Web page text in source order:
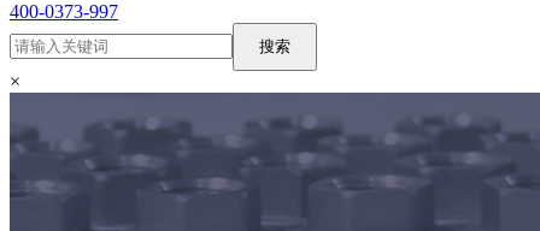
400-0373-997
搜索
×